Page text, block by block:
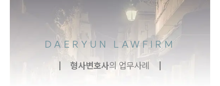
DAERYUN LAWFIRM
형사변호사의 업무사례